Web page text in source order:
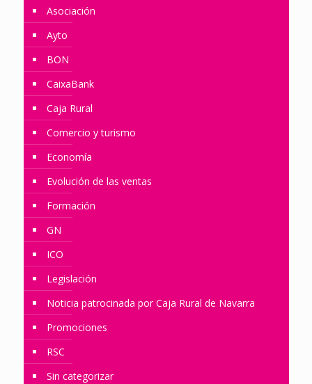
Asociación
Ayto
BON
CaixaBank
Caja Rural
Comercio y turismo
Economía
Evolución de las ventas
Formación
GN
ICO
Legislación
Noticia patrocinada por Caja Rural de Navarra
Promociones
RSC
Sin categorizar